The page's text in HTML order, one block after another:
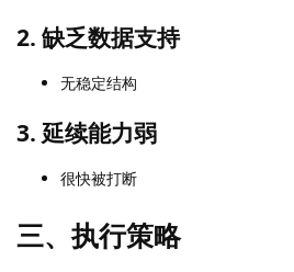
2. 缺乏数据支持
无稳定结构
3. 延续能力弱
很快被打断
三、执行策略